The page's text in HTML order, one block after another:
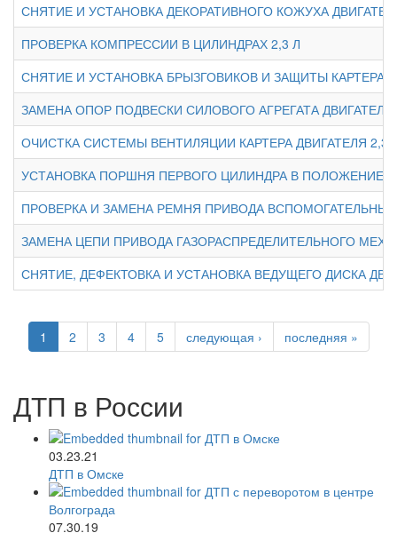
СНЯТИЕ И УСТАНОВКА ДЕКОРАТИВНОГО КОЖУХА
ПРОВЕРКА КОМПРЕССИИ В ЦИЛИНДРАХ 2,3 Л
СНЯТИЕ И УСТАНОВКА БРЫЗГОВИКОВ И ЗАЩИТЫ КАРТЕРА
ЗАМЕНА ОПОР ПОДВЕСКИ СИЛОВОГО АГРЕГАТА ДВИГАТЕЛЯ
ОЧИСТКА СИСТЕМЫ ВЕНТИЛЯЦИИ КАРТЕРА ДВИГАТЕЛЯ 2,3
УСТАНОВКА ПОРШНЯ ПЕРВОГО ЦИЛИНДРА В ПОЛОЖЕНИЕ
ПРОВЕРКА И ЗАМЕНА РЕМНЯ ПРИВОДА ВСПОМОГАТЕЛЬНЫХ
ЗАМЕНА ЦЕПИ ПРИВОДА ГАЗОРАСПРЕДЕЛИТЕЛЬНОГО
СНЯТИЕ, ДЕФЕКТОВКА И УСТАНОВКА ВЕДУЩЕГО ДИСКА
1 2 3 4 5 следующая › последняя »
ДТП в России
03.23.21
ДТП в Омске
07.30.19